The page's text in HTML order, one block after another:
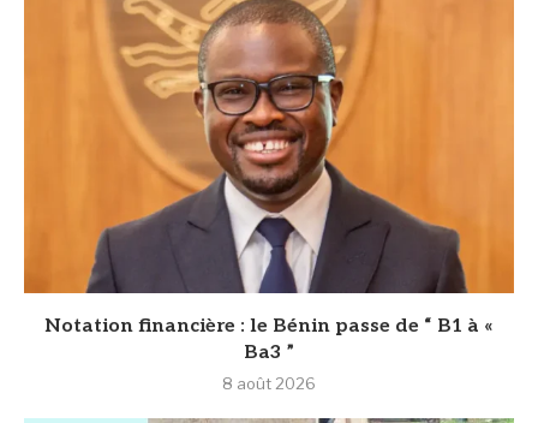
Notation financière : le Bénin passe de “ B1 à «
Ba3 ”
8 août 2026